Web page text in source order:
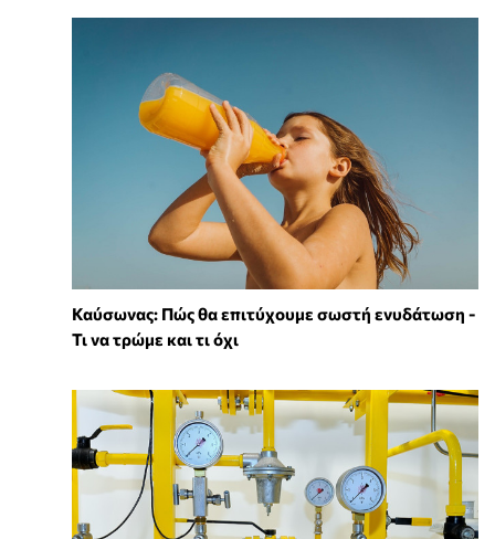
Καύσωνας: Πώς θα επιτύχουμε σωστή ενυδάτωση -
Τι να τρώμε και τι όχι